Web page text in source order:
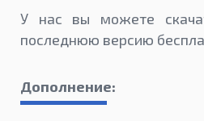
У нас вы можете
последнюю версию
Дополнение: